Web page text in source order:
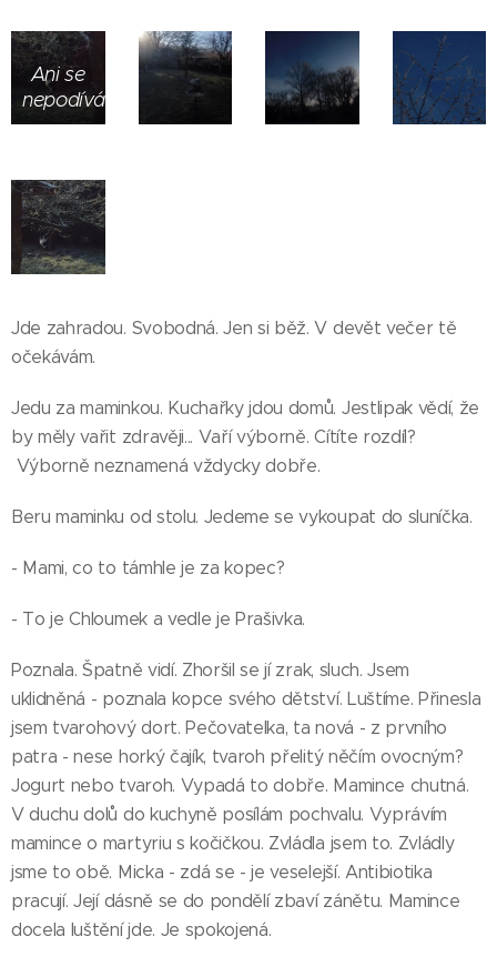
Ani se
nepodívá
Jde zahradou. Svobodná. Jen si běž. V devět večer tě
očekávám.
Jedu za maminkou. Kuchařky jdou domů. Jestlipak vědí, že
by měly vařit zdravěji... Vaří výborně. Cítíte rozdíl?
Výborně neznamená vždycky dobře.
Beru maminku od stolu. Jedeme se vykoupat do sluníčka.
- Mami, co to támhle je za kopec?
- To je Chloumek a vedle je Prašivka.
Poznala. Špatně vidí. Zhoršil se jí zrak, sluch. Jsem
uklidněná - poznala kopce svého dětství. Luštíme. Přinesla
jsem tvarohový dort. Pečovatelka, ta nová - z prvního
patra - nese horký čajík, tvaroh přelitý něčím ovocným?
Jogurt nebo tvaroh. Vypadá to dobře. Mamince chutná.
V duchu dolů do kuchyně posílám pochvalu. Vyprávím
mamince o martyriu s kočičkou. Zvládla jsem to. Zvládly
jsme to obě. Micka - zdá se - je veselejší. Antibiotika
pracují. Její dásně se do pondělí zbaví zánětu. Mamince
docela luštění jde. Je spokojená.